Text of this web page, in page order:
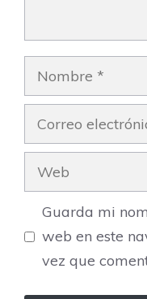
Nombre
Correo
electrónico
Web
Guarda mi
web en este
vez que